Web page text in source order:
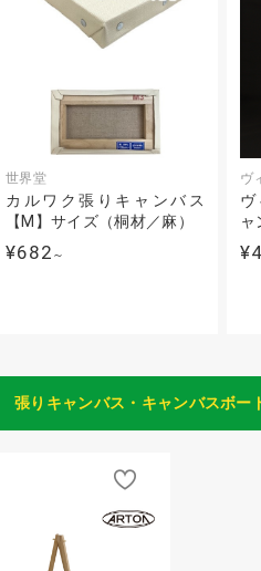
世界堂
カルワク張りキャンバス
【M】サイズ（桐材／麻）
¥682 ～
ヴ
ヴ
ャ
張りキャンバス・キャンバスボー